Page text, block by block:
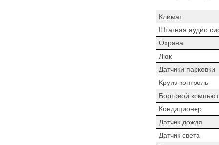
Климат
Штатная аудио
Охрана
Люк
Датчики парковки
Круиз-контроль
Бортовой
Кондиционер
Датчик дождя
Датчик света